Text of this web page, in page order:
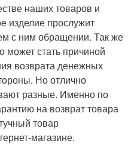
наших товаров и
изделие прослужит
с ним обращении. Так же
может стать причиной
возврата денежных
Но отлично
разные. Именно по
на возврат товара
товар
магазине.